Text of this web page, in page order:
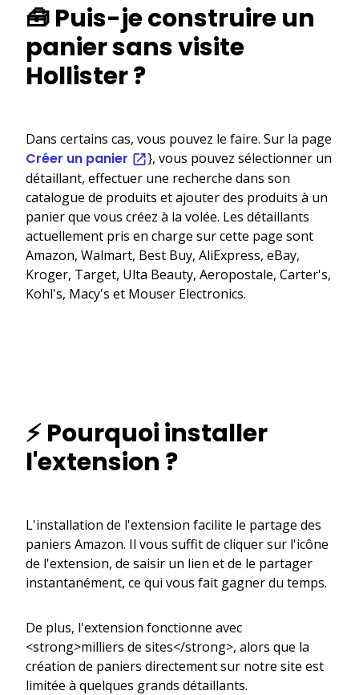
🧰 Puis-je construire un
panier sans visite
Hollister ?
Dans certains cas, vous pouvez le faire. Sur la page
Créer un panier
}, vous pouvez sélectionner un
détaillant, effectuer une recherche dans son
catalogue de produits et ajouter des produits à un
panier que vous créez à la volée. Les détaillants
actuellement pris en charge sur cette page sont
Amazon, Walmart, Best Buy, AliExpress, eBay,
Kroger, Target, Ulta Beauty, Aeropostale, Carter's,
Kohl's, Macy's et Mouser Electronics.
⚡ Pourquoi installer
l'extension ?
L'installation de l'extension facilite le partage des
paniers Amazon. Il vous suffit de cliquer sur l'icône
de l'extension, de saisir un lien et de le partager
instantanément, ce qui vous fait gagner du temps.
De plus, l'extension fonctionne avec
<strong>milliers de sites</strong>, alors que la
création de paniers directement sur notre site est
limitée à quelques grands détaillants.